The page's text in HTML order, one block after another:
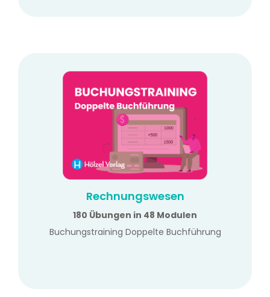
Rechnungswesen
180 Übungen in 48 Modulen
Buchungstraining Doppelte Buchführung